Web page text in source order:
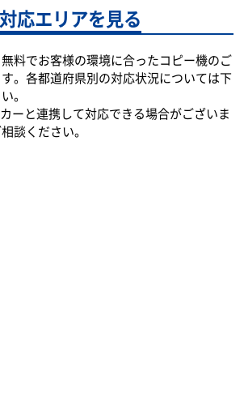
応エリアを見る
料でお客様の環境に合ったコピー機のご
。各都道府県別の対応状況については下
。
ーと連携して対応できる場合がございま
談ください。